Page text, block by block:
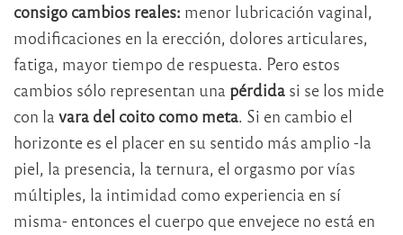
consigo cambios reales: menor lubricación vaginal,
modificaciones en la erección, dolores articulares,
fatiga, mayor tiempo de respuesta. Pero estos
cambios sólo representan una pérdida si se los mide
con la vara del coito como meta. Si en cambio el
horizonte es el placer en su sentido más amplio -la
piel, la presencia, la ternura, el orgasmo por vías
múltiples, la intimidad como experiencia en sí
misma- entonces el cuerpo que envejece no está en